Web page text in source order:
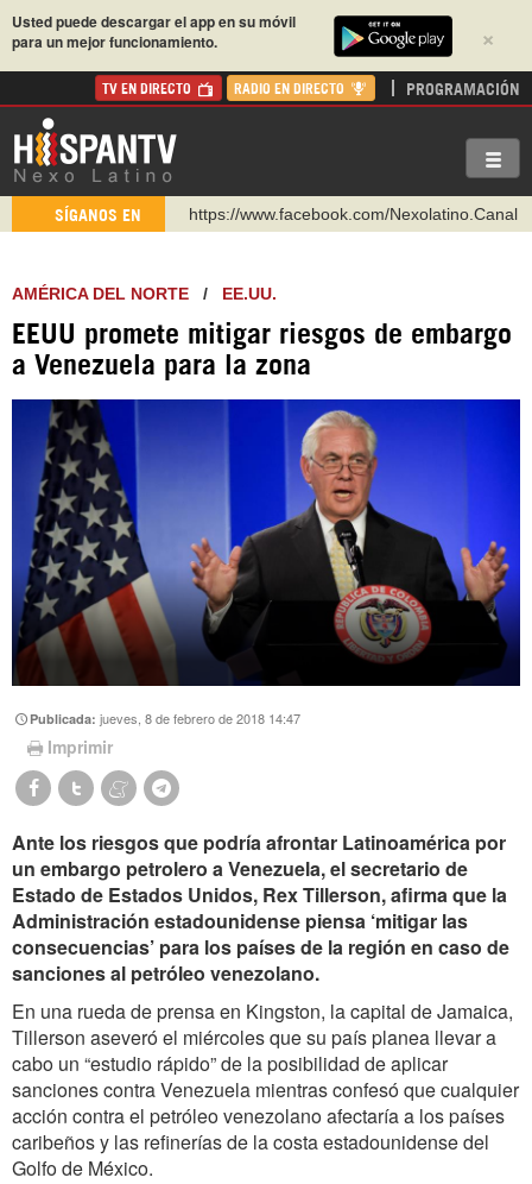
×
Usted puede descargar el app en su móvil
para un mejor funcionamiento.
TV EN DIRECTO RADIO EN DIRECTO PROGRAMACIÓN
SÍGANOS EN https://www.facebook.com/Nexolatino.Canal
https://www.youtube.com/@nexo_latino
https://t.me/hispantvcanal
https://urmedium.com/c/hispantv
WhatsApp y Viber: +98 921 79 29 404
AMÉRICA DEL NORTE / EE.UU.
EEUU promete mitigar riesgos de embargo
a Venezuela para la zona
Publicada:jueves, 8 de febrero de 2018 14:47
Imprimir
Ante los riesgos que podría afrontar Latinoamérica por
un embargo petrolero a Venezuela, el secretario de
Estado de Estados Unidos, Rex Tillerson, afirma que la
Administración estadounidense piensa ‘mitigar las
consecuencias’ para los países de la región en caso de
sanciones al petróleo venezolano.
En una rueda de prensa en Kingston, la capital de Jamaica,
Tillerson aseveró el miércoles que su país planea llevar a
cabo un “estudio rápido” de la posibilidad de aplicar
sanciones contra Venezuela mientras confesó que cualquier
acción contra el petróleo venezolano afectaría a los países
caribeños y las refinerías de la costa estadounidense del
Golfo de México.